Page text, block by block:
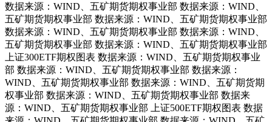
数据来源：WIND、五矿期货期权事业部 数据来源：WIND、
五矿期货期权事业部 数据来源：WIND、五矿期货期权事业部
数据来源：WIND、五矿期货期权事业部 数据来源：WIND、
五矿期货期权事业部 数据来源：WIND、五矿期货期权事业部
上证300ETF期权图表 数据来源：WIND、五矿期货期权事业
部 数据来源：WIND、五矿期货期权事业部 数据来源：
WIND、五矿期货期权事业部 数据来源：WIND、五矿期货期
权事业部 数据来源：WIND、五矿期货期权事业部 数据来
源：WIND、五矿期货期权事业部 上证500ETF期权图表 数据